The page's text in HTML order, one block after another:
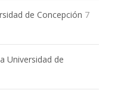
de Concepción 7
Universidad de